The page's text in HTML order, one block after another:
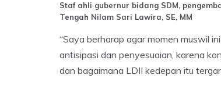
Staf ahli gubernur bidang SDM,
Tengah Nilam Sari Lawira, SE, MM
“Saya berharap agar momen muswil
antisipasi dan penyesuaian, karena
dan bagaimana LDII kedepan itu